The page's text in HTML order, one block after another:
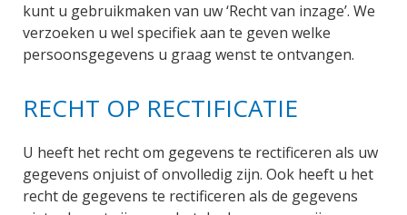
kunt u gebruikmaken van uw ‘Recht van inzage’. We
verzoeken u wel specifiek aan te geven welke
persoonsgegevens u graag wenst te ontvangen.
RECHT OP RECTIFICATIE
U heeft het recht om gegevens te rectificeren als uw
gegevens onjuist of onvolledig zijn. Ook heeft u het
recht de gegevens te rectificeren als de gegevens